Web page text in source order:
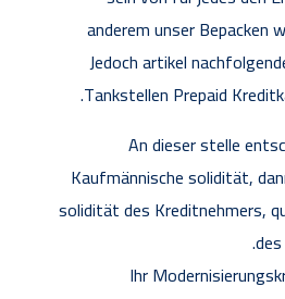
anderem unser Bepacken
Jedoch artikel
Tankstellen Prepaid
An dieser stelle
Kaufmännische solidität,
solidität des Kreditnehmers,
Ihr